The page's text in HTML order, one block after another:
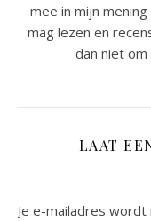
mee in mijn
mag lezen en
dan niet
LAAT
Je e-mailadres